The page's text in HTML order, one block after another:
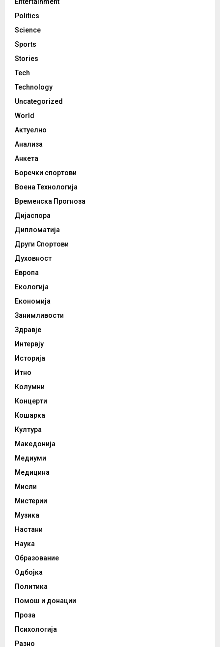
Politics
Science
Sports
Stories
Tech
Technology
Uncategorized
World
Актуелно
Анализа
Анкета
Боречки спортови
Воена Технологија
Временска Прогноза
Дијаспора
Дипломатија
Други Спортови
Духовност
Европа
Екологија
Економија
Занимливости
Здравје
Интервју
Историја
Итно
Колумни
Концерти
Кошарка
Култура
Македонија
Медиуми
Медицина
Мисли
Мистерии
Музика
Настани
Наука
Образование
Одбојка
Политика
Помош и донации
Проза
Психологија
Разно